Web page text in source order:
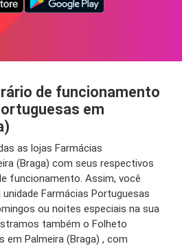
de funcionamento
em
as lojas Farmácias
(Braga) com seus respectivos
funcionamento. Assim, você
Farmácias Portuguesas
ou noites especiais na sua
também o Folheto
em Palmeira (Braga) , com